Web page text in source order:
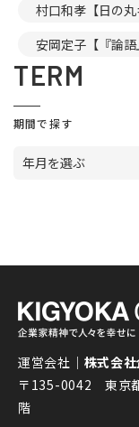
村口和孝【日の丸
安岡定子【『論語
TERM
期間で探す
年月を選ぶ
運営会社｜ 株式会
〒135-0042 東京
階